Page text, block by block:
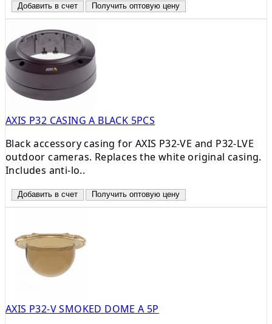
Добавить в счет Получить оптовую цену
AXIS P32 CASING A BLACK 5PCS
Black accessory casing for AXIS P32-VE and P32-LVE
outdoor cameras. Replaces the white original casing.
Includes anti-lo..
Добавить в счет Получить оптовую цену
AXIS P32-V SMOKED DOME A 5P